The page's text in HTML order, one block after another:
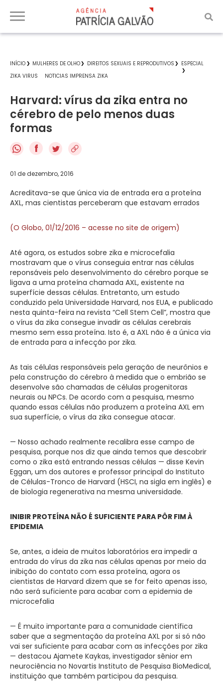
INÍCIO MULHERES DE OLHO DIREITOS SEXUAIS E REPRODUTIVOS
ESPECIAL
ZIKA VIRUS
NOTICIAS IMPRENSA ZIKA
Harvard: vírus da zika entra no
cérebro de pelo menos duas
formas
f
01 de dezembro, 2016
Acreditava-se que única via de entrada era a proteína
AXL, mas cientistas perceberam que estavam errados
(O Globo, 01/12/2016 – acesse no site de origem)
Até agora, os estudos sobre zika e microcefalia
mostravam que o vírus conseguia entrar nas células
reponsáveis pelo desenvolvimento do cérebro porque se
ligava a uma proteína chamada AXL, existente na
superfície dessas células. Entretanto, um estudo
conduzido pela Universidade Harvard, nos EUA, e publicado
nesta quinta-feira na revista “Cell Stem Cell”, mostra que
o vírus da zika consegue invadir as células cerebrais
mesmo sem essa proteína. Isto é, a AXL não é a única via
de entrada para a infecção por zika.
As tais células responsáveis pela geração de neurônios e
pela construção do cérebro à medida que o embrião se
desenvolve são chamadas de células progenitoras
neurais ou NPCs. De acordo com a pesquisa, mesmo
quando essas células não produzem a proteína AXL em
sua superfície, o vírus da zika consegue atacar.
— Nosso achado realmente recalibra esse campo de
pesquisa, porque nos diz que ainda temos que descobrir
como o zika está entrando nessas células — disse Kevin
Eggan, um dos autores e professor principal do Instituto
de Células-Tronco de Harvard (HSCI, na sigla em inglês) e
de biologia regenerativa na mesma universidade.
INIBIR PROTEÍNA NÃO É SUFICIENTE PARA PÔR FIM À
EPIDEMIA
Se, antes, a ideia de muitos laboratórios era impedir a
entrada do vírus da zika nas células apenas por meio da
inibição do contato com essa proteína, agora os
cientistas de Harvard dizem que se for feito apenas isso,
não será suficiente para acabar com a epidemia de
microcefalia
— É muito importante para a comunidade científica
saber que a segmentação da proteína AXL por si só não
vai ser suficiente para acabar com as infecções por zika
— destacou Ajamete Kaykas, investigador sênior em
neurociência no Novartis Instituto de Pesquisa BioMedical,
instituição que também participou da pesquisa.